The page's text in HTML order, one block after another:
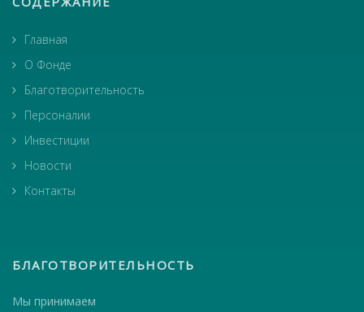
Главная
О Фонде
Благотворительность
Персоналии
Инвестиции
Новости
Контакты
БЛАГОТВОРИТЕЛЬНОСТЬ
Мы принимаем